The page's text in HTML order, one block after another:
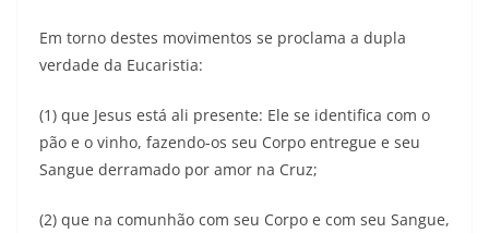
Em torno destes movimentos se proclama a dupla
verdade da Eucaristia:
(1) que Jesus está ali presente: Ele se identifica com o
pão e o vinho, fazendo-os seu Corpo entregue e seu
Sangue derramado por amor na Cruz;
(2) que na comunhão com seu Corpo e com seu Sangue,